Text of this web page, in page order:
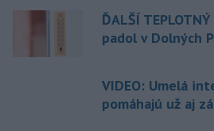
ĎALŠÍ
padol v Dolných
VIDEO: Umelá
pomáhajú už aj